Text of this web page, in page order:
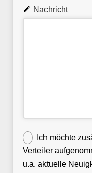
Nachricht
Ich möchte
Verteiler
u.a. aktuelle